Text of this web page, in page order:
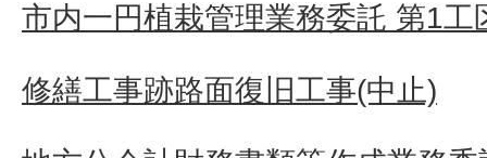
市内一円植栽管理業務委託 第1工
修繕工事跡路面復旧工事(中止)